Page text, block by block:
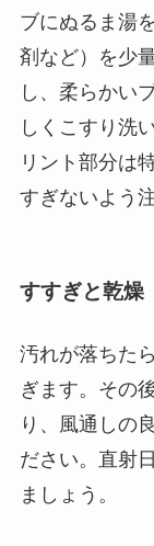
ブにぬるま湯
剤など）を少
し、柔らかい
しくこすり洗
リント部分は
すぎないよう
すすぎと乾燥
汚れが落ちた
ぎます。その
り、風通しの
ださい。直射
ましょう。